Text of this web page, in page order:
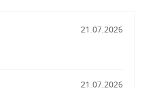
21.07.2026
21.07.2026